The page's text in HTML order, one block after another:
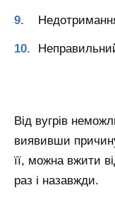
Від вугрів
виявивши
її, можна вжити
раз і назавжди.